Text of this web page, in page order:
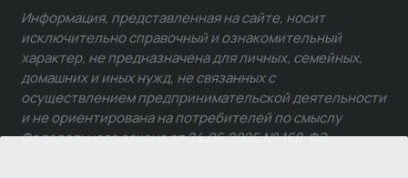
Информация, представленная на сайте, носит
исключительно справочный и ознакомительный
характер, не предназначена для личных, семейных,
домашних и иных нужд, не связанных с
осуществлением предпринимательской деятельности
и не ориентирована на потребителей по смыслу
Федерального закона от 24.06.2025 № 168-ФЗ.